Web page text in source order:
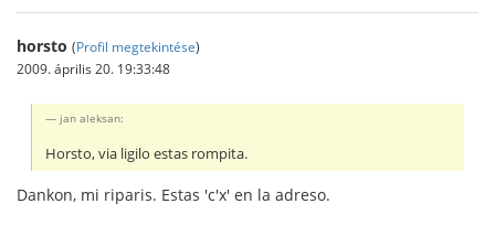
horsto (Profil megtekintése)
2009. április 20. 19:33:48
jan aleksan:
Horsto, via ligilo estas rompita.
Dankon, mi riparis. Estas 'c'x' en la adreso.